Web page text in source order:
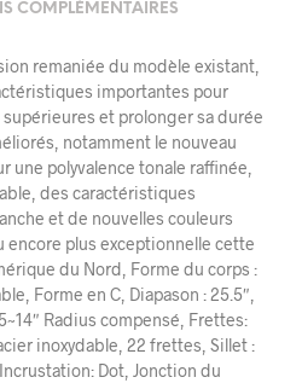
COMPLÉMENTAIRES
remaniée du modèle existant,
importantes pour
et prolonger sa durée
notamment le nouveau
une polyvalence tonale raffinée,
des caractéristiques
et de nouvelles couleurs
encore plus exceptionnelle cette
du Nord, Forme du corps :
Forme en C, Diapason : 25.5″,
Radius compensé, Frettes:
inoxydable, 22 frettes, Sillet :
Dot, Jonction du